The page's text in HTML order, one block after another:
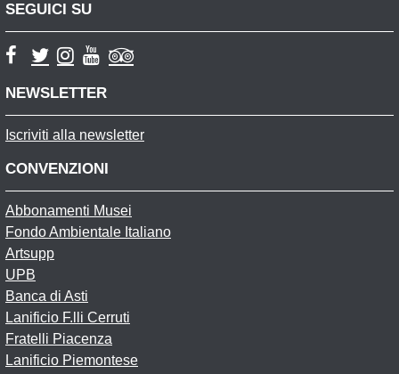
SEGUICI SU
NEWSLETTER
Iscriviti alla newsletter
CONVENZIONI
Abbonamenti Musei
Fondo Ambientale Italiano
Artsupp
UPB
Banca di Asti
Lanificio F.lli Cerruti
Fratelli Piacenza
Lanificio Piemontese